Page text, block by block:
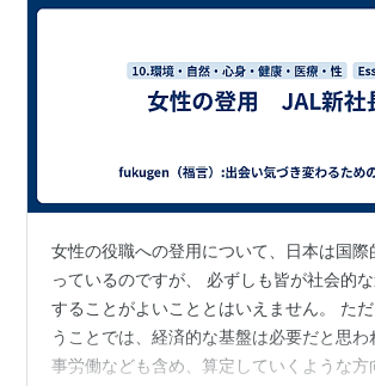
女性の役職への登用について、日本は国際
っているのですが、 必ずしも皆が社会的
することがよいこととはいえません。 た
うことでは、経済的な基盤は必要だと思わ
事労働なども含め、算定していくような方